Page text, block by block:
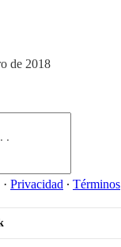
de 2018
· Privacidad ∙ Términos